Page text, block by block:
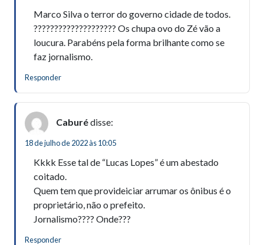
Marco Silva o terror do governo cidade de todos.
???????????????????? Os chupa ovo do Zé vão a
loucura. Parabéns pela forma brilhante como se
faz jornalismo.
Responder
Caburédisse:
18 de julho de 2022 às 10:05
Kkkk Esse tal de “Lucas Lopes” é um abestado
coitado.
Quem tem que provideiciar arrumar os ônibus é o
proprietário, não o prefeito.
Jornalismo???? Onde???
Responder